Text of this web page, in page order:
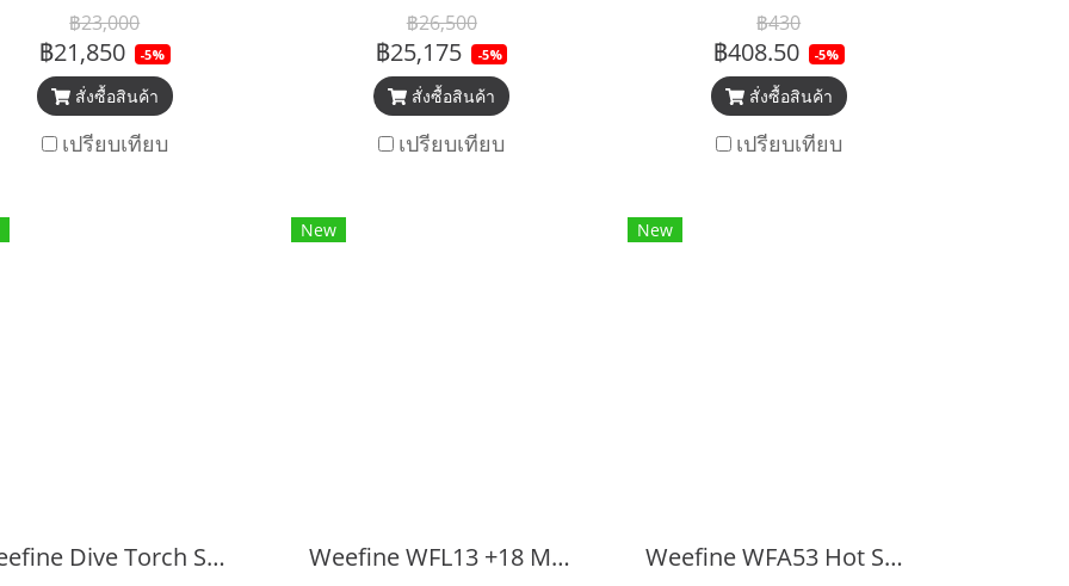
฿23,000
฿21,850 -5%
สั่งซื้อสินค้า
เปรียบเทียบ
฿26,500
฿25,175 -5%
สั่งซื้อสินค้า
เปรียบเทียบ
฿430
฿408.50 -5%
สั่งซื้อสินค้า
เปรียบเทียบ
Weefine Dive Torch SN1500
New
Weefine WFL13 +18 Macro Lens M67
New
Weefine WFA53 Hot Shoe YS Base